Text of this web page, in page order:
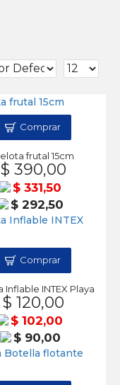
frutal 15cm
$ 390,00
$ 331,50
$ 292,50
Comprar
Inflable INTEX Playa
$ 120,00
$ 102,00
$ 90,00
Comprar